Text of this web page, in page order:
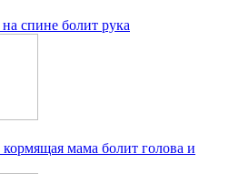
спине болит рука
кормящая мама болит голова и